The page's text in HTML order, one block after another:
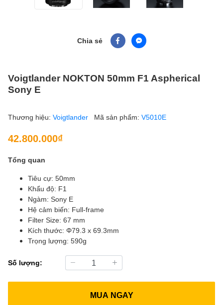
Chia sẻ
Voigtlander NOKTON 50mm F1 Aspherical
Sony E
Thương hiệu: Voigtlander Mã sản phẩm: V5010E
42.800.000₫
Tổng quan
Tiêu cự: 50mm
Khẩu độ: F1
Ngàm: Sony E
Hệ cảm biến: Full-frame
Filter Size: 67 mm
Kích thước: Φ79.3 x 69.3mm
Trọng lượng: 590g
Số lượng:
MUA NGAY